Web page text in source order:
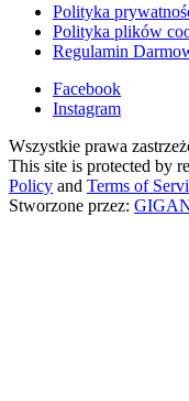
Polityka
Polityka plików
Regulamin
Facebook
Instagram
Wszystkie prawa
This site is protected by
Policy and Terms of
Stworzone przez: